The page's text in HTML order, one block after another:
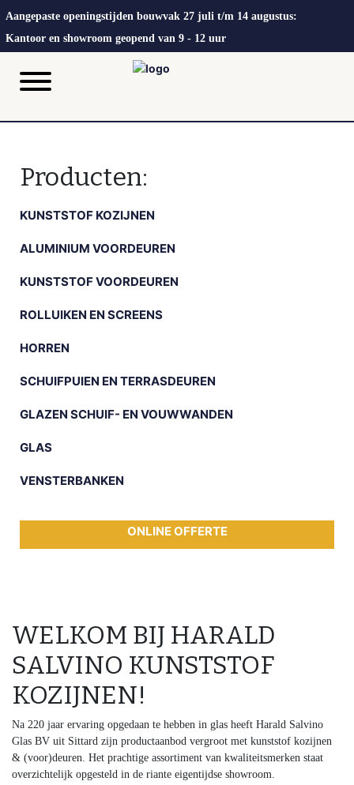
Aangepaste openingstijden bouwvak 27 juli t/m 14 augustus:
Kantoor en showroom geopend van 9 - 12 uur
Producten:
KUNSTSTOF KOZIJNEN
ALUMINIUM VOORDEUREN
KUNSTSTOF VOORDEUREN
ROLLUIKEN EN SCREENS
HORREN
SCHUIFPUIEN EN TERRASDEUREN
GLAZEN SCHUIF- EN VOUWWANDEN
GLAS
VENSTERBANKEN
ONLINE OFFERTE
WELKOM BIJ HARALD
SALVINO KUNSTSTOF
KOZIJNEN!
Na 220 jaar ervaring opgedaan te hebben in glas heeft Harald Salvino
Glas BV uit Sittard zijn productaanbod vergroot met kunststof kozijnen
& (voor)deuren. Het prachtige assortiment van kwaliteitsmerken staat
overzichtelijk opgesteld in de riante eigentijdse showroom.